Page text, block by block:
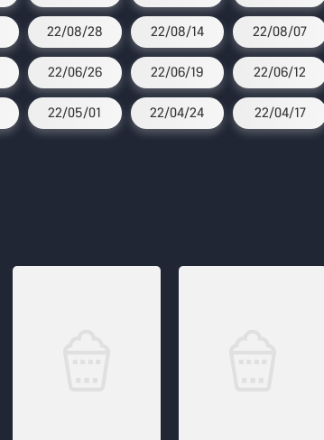
22/08/28 22/08/14 22/08/07
22/06/26 22/06/19 22/06/12
22/05/01 22/04/24 22/04/17